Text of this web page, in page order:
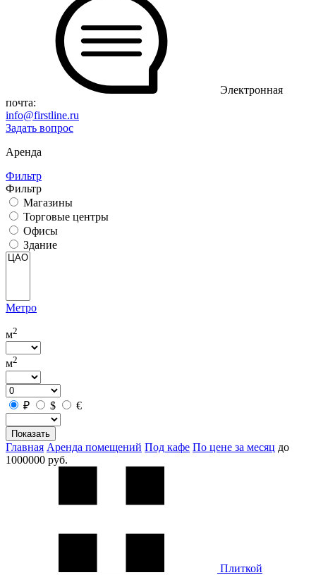
Электронная
почта:
info@firstline.ru
Задать вопрос
Аренда
Фильтр
Фильтр
Магазины
Торговые центры
Офисы
Здание
Метро
м2
м2
₽ $ €
Показать
Главная Аренда помещений Под кафе По цене за месяц до
1000000 руб.
Плиткой